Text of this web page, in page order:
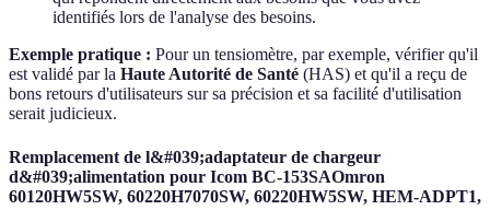
identifiés lors de l'analyse des besoins.
Exemple pratique : Pour un tensiomètre, par exemple, vérifier qu'il
est validé par la Haute Autorité de Santé (HAS) et qu'il a reçu de
bons retours d'utilisateurs sur sa précision et sa facilité d'utilisation
serait judicieux.
Remplacement de l&#039;adaptateur de chargeur
d&#039;alimentation pour Icom BC-153SAOmron
60120HW5SW, 60220H7070SW, 60220HW5SW, HEM-ADPT1,